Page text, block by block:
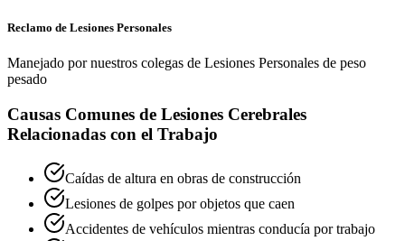
Reclamo de Lesiones Personales
Manejado por nuestros colegas de Lesiones Personales de peso
pesado
Causas Comunes de Lesiones Cerebrales
Relacionadas con el Trabajo
Caídas de altura en obras de construcción
Lesiones de golpes por objetos que caen
Accidentes de vehículos mientras conducía por trabajo